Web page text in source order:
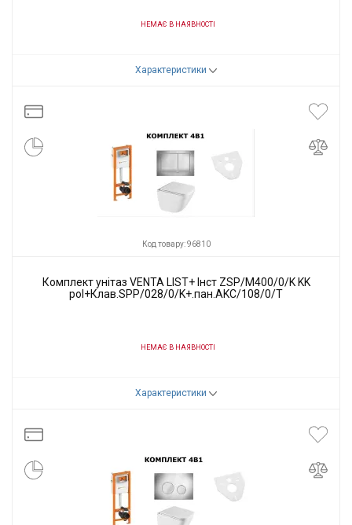
НЕМАЄ В НАЯВНОСТІ
Характеристики
Код товару: 96810
Комплект унітаз VENTA LIST+ Інст ZSP/M400/0/K KK
pol+Клав.SPP/028/0/K+.пан.AKC/108/0/T
НЕМАЄ В НАЯВНОСТІ
Характеристики